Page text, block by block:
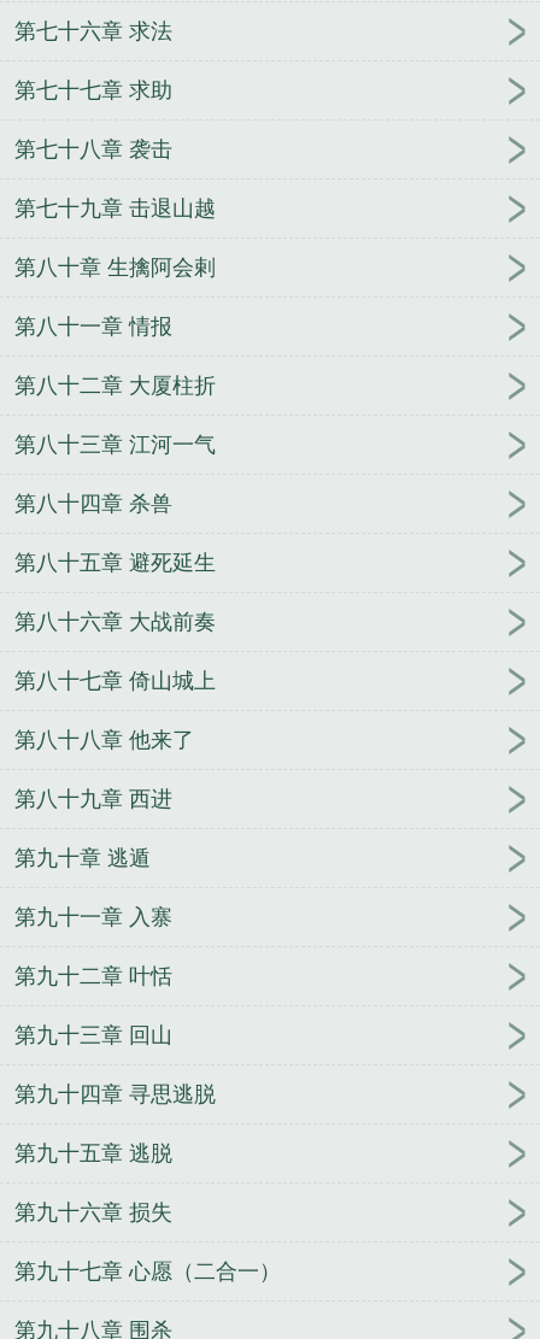
第七十六章 求法
第七十七章 求助
第七十八章 袭击
第七十九章 击退山越
第八十章 生擒阿会剌
第八十一章 情报
第八十二章 大厦柱折
第八十三章 江河一气
第八十四章 杀兽
第八十五章 避死延生
第八十六章 大战前奏
第八十七章 倚山城上
第八十八章 他来了
第八十九章 西进
第九十章 逃遁
第九十一章 入寨
第九十二章 叶恬
第九十三章 回山
第九十四章 寻思逃脱
第九十五章 逃脱
第九十六章 损失
第九十七章 心愿（二合一）
第九十八章 围杀